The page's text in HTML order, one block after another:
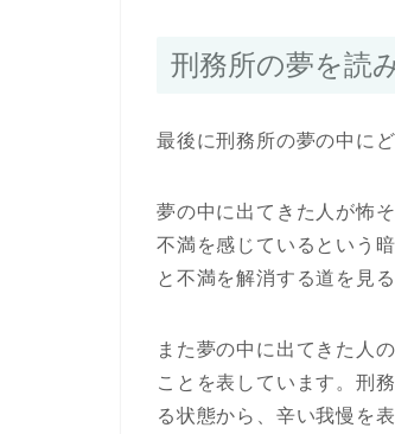
刑務所の夢を読
最後に刑務所の夢の中に
夢の中に出てきた人が怖
不満を感じているという
と不満を解消する道を見
また夢の中に出てきた人
ことを表しています。刑
る状態から、辛い我慢を